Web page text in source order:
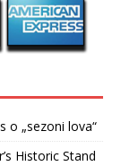
o „sezoni lova“
Historic Stand